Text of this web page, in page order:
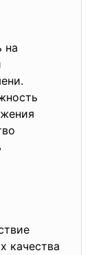
на
качества